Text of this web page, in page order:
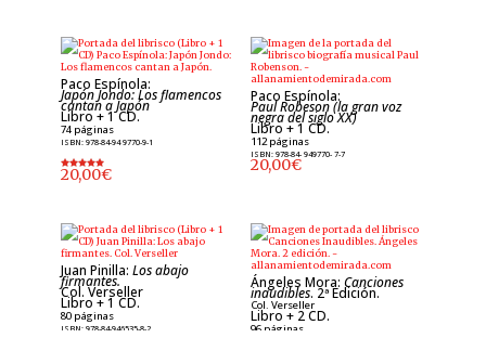
Paco Espínola:
Japón Jondo: Los flamencos
cantan a Japón
Libro + 1 CD.
74 páginas
ISBN: 978-84-94 9770-9-1
Valorado
con
20,00€
Paco Espínola:
Paul Robeson (la gran voz
negra del siglo XX)
Libro + 1 CD.
112 páginas
ISBN: 978-84- 949770- 7-7
20,00€
Juan Pinilla: Los abajo
firmantes.
Col. Verseller
Libro + 1 CD.
80 páginas
ISBN: 978-84-946535-8-2
Ángeles Mora: Canciones
inaudibles. 2ª Edición.
Col. Verseller
Libro + 2 CD.
96 páginas